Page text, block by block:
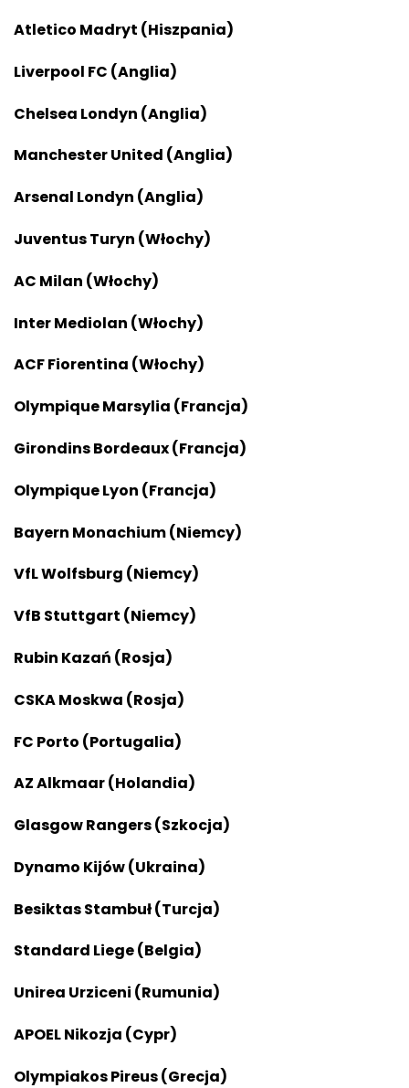
Atletico Madryt (Hiszpania)
Liverpool FC (Anglia)
Chelsea Londyn (Anglia)
Manchester United (Anglia)
Arsenal Londyn (Anglia)
Juventus Turyn (Włochy)
AC Milan (Włochy)
Inter Mediolan (Włochy)
ACF Fiorentina (Włochy)
Olympique Marsylia (Francja)
Girondins Bordeaux (Francja)
Olympique Lyon (Francja)
Bayern Monachium (Niemcy)
VfL Wolfsburg (Niemcy)
VfB Stuttgart (Niemcy)
Rubin Kazań (Rosja)
CSKA Moskwa (Rosja)
FC Porto (Portugalia)
AZ Alkmaar (Holandia)
Glasgow Rangers (Szkocja)
Dynamo Kijów (Ukraina)
Besiktas Stambuł (Turcja)
Standard Liege (Belgia)
Unirea Urziceni (Rumunia)
APOEL Nikozja (Cypr)
Olympiakos Pireus (Grecja)